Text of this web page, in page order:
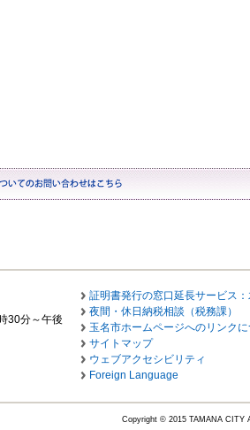
30分～午後
証明書発行の窓口延長サービス：
夜間・休日納税相談（税務課）
玉名市ホームページへのリンク
サイトマップ
ウェブアクセシビリティ
Foreign Language
Copyright © 2015 TAMANA CITY